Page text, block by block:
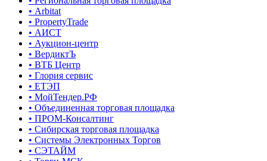
• Arbitat
• PropertyTrade
• АИСТ
• Аукцион-центр
• ВердиктЪ
• ВТБ Центр
• Глория сервис
• ЕТЭП
• МойТендер.РФ
• Объединенная торговая площадка
• ПРОМ-Консалтинг
• Сибирская торговая площадка
• Системы Электронных Торгов
• СЭТАЙМ